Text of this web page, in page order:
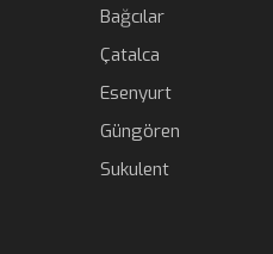
Bağcılar
Çatalca
Esenyurt
Güngören
Sukulent